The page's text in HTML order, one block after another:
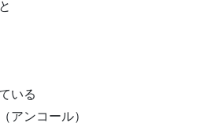
いる
アンコール）